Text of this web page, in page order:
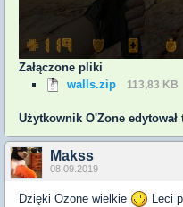
Załączone pliki
walls.zip
113,83 KB
Użytkownik O'Zone edytował
Makss
08.09.2019
Dzięki Ozone wielkie Leci